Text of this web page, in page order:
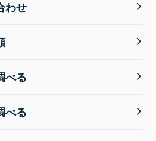
わせ
べる
べる